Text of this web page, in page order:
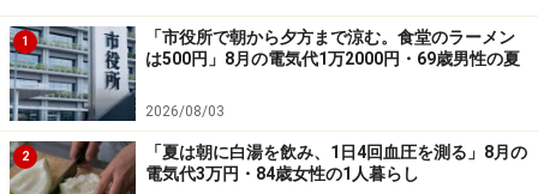
※本文中のコメントは、投稿内容をもとに読みやすく再
構成しています
※エピソードは投稿者の当時のものです。現在とはサー
ビスや金額などの情報が異なることがございます
※投稿エピソードのため、内容の正確性を保証するもの
ではございません
1
「市役所で朝から夕方まで涼む。食堂のラーメン
は500円」8月の電気代1万2000円・69歳男性の夏
2026/08/03
2
「夏は朝に白湯を飲み、1日4回血圧を測る」8月の
電気代3万円・84歳女性の1人暮らし